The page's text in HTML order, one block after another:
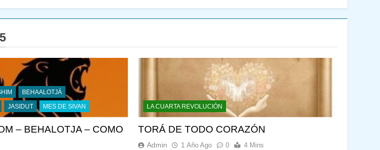
BEHAALOTJÁ
JASIDUT MES DE SIVAN
– BEHALOTJA – COMO
LA CUARTA REVOLUCIÓN
TORÁ DE TODO CORAZÓN
Admin 1 Año Ago 0 4 Mins